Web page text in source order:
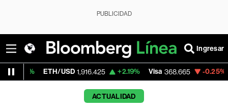
PUBLICIDAD
Ingresar
ETH/USD 1,916.425 +2.19% Visa 368.665 -0.25%
ACTUALIDAD